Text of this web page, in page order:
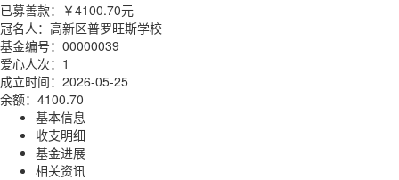
已募善款： ￥4100.70元
冠名人：高新区普罗旺斯学校
基金编号：00000039
爱心人次：1
成立时间：2026-05-25
余额：4100.70
基本信息
收支明细
基金进展
相关资讯